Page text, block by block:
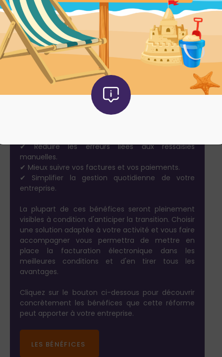
vous faire gagner un temps précieux et améliorer
le pilotage de votre activité.
Au-delà du respect de la réglementation, cette
évolution peut devenir un véritable levier
d'organisation et de performance.
En quelques minutes, découvrez comment la
facturation électronique peut vous
✔ Réduire les erreurs liées aux ressaisies
manuelles.
✔ Mieux suivre vos factures et vos paiements.
✔ Simplifier la gestion quotidienne de votre
entreprise.
La plupart de ces bénéfices seront pleinement
visibles à condition d'anticiper la transition. Choisir
une solution adaptée à votre activité et vous faire
accompagner vous permettra de mettre en
place la facturation électronique dans les
meilleures conditions et d'en tirer tous les
avantages.
Cliquez sur le bouton ci-dessous pour découvrir
concrètement les bénéfices que cette réforme
peut apporter à votre entreprise.
LES BÉNÉFICES